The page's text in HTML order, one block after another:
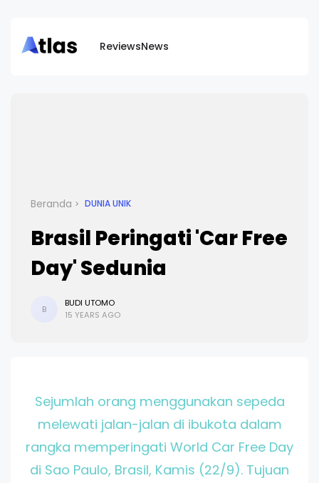
ReviewsNews
Beranda DUNIA UNIK
Brasil Peringati 'Car Free
Day' Sedunia
B
BUDI UTOMO
15 YEARS AGO
Sejumlah orang menggunakan sepeda
melewati jalan-jalan di ibukota dalam
rangka memperingati World Car Free Day
di Sao Paulo, Brasil, Kamis (22/9). Tujuan